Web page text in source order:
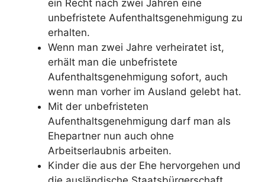
ein Recht nach zwei Jahren eine
unbefristete Aufenthaltsgenehmigung zu
erhalten.
Wenn man zwei Jahre verheiratet ist,
erhält man die unbefristete
Aufenthaltsgenehmigung sofort, auch
wenn man vorher im Ausland gelebt hat.
Mit der unbefristeten
Aufenthaltsgenehmigung darf man als
Ehepartner nun auch ohne
Arbeitserlaubnis arbeiten.
Kinder die aus der Ehe hervorgehen und